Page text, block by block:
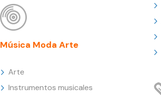
Música Moda Arte
Arte
Instrumentos musicales